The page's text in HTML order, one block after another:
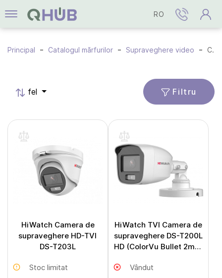
RO
Principal Catalogul mărfurilor Supraveghere video Camere HD-TVI
fel Filtru
HiWatch Camera de
supraveghere HD-TVI
DS-T203L
Stoc limitat
HiWatch TVI Camera de
supraveghere DS-T200L
HD (ColorVu Bullet 2mpx
Vândut